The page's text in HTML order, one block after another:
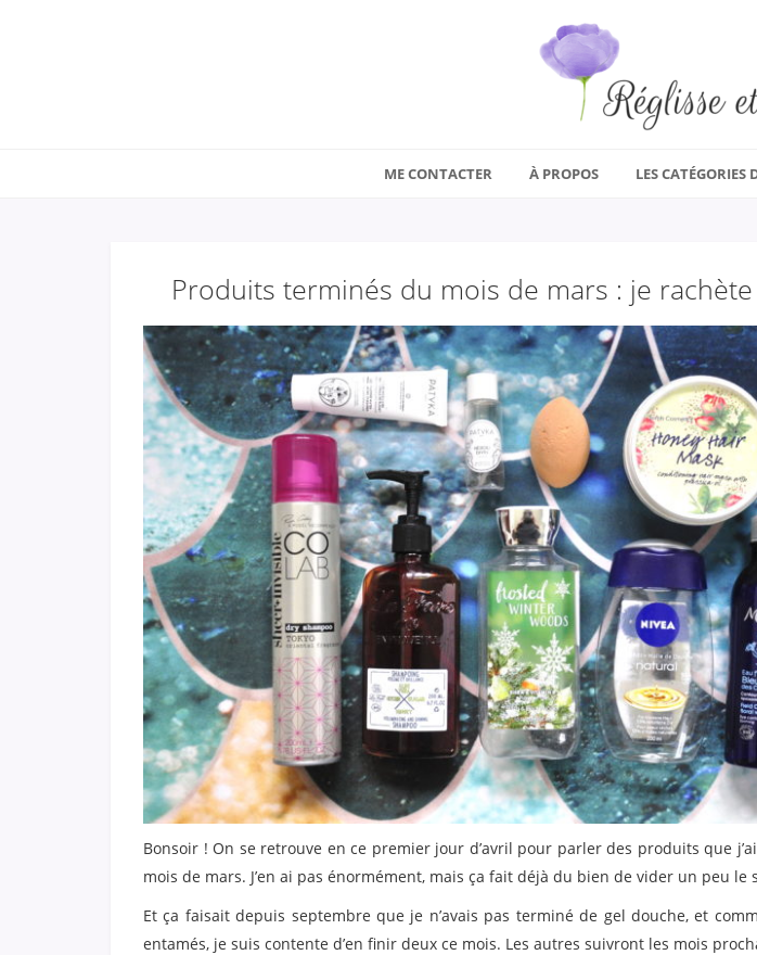
ME CONTACTER À PROPOS LES CATÉGORIES
Produits terminés du mois de mars : je
Bonsoir ! On se retrouve en ce premier jour d’avril pour parler des produits que
mois de mars. J’en ai pas énormément, mais ça fait déjà du bien de vider un peu le
Et ça faisait depuis septembre que je n’avais pas terminé de gel douche, et
entamés, je suis contente d’en finir deux ce mois. Les autres suivront les mois